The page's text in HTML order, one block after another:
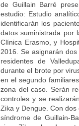
de Guillain Barré
estudio: Estudio
identificarán los
datos suministrada por
Clínica Erasmo, y
2016. Se asignarán
residentes de
durante el brote por
en el segundo
zona del caso. Serán
controles y se
Zika y Dengue. Con
síndrome de Guillain-